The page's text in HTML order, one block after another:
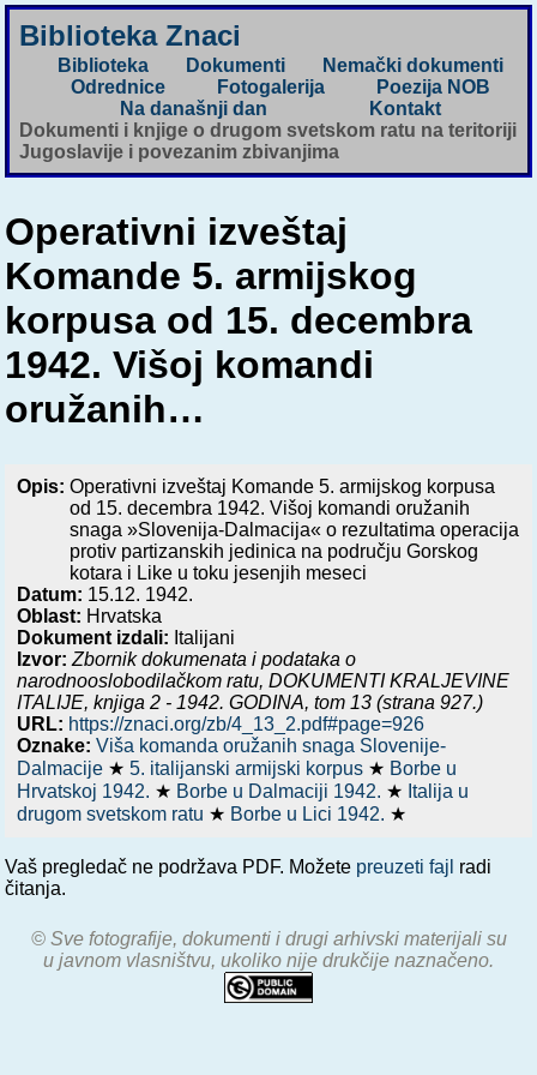
Biblioteka Znaci
Biblioteka Dokumenti
Nemački dokumenti
Odrednice
Fotogalerija
Poezija NOB
Na današnji dan
Kontakt
Dokumenti i knjige o drugom svetskom ratu na teritoriji
Jugoslavije i povezanim zbivanjima
Operativni izveštaj
Komande 5. armijskog
korpusa od 15. decembra
1942. Višoj komandi
oružanih…
Opis:Operativni izveštaj Komande 5. armijskog korpusa
od 15. decembra 1942. Višoj komandi oružanih
snaga »Slovenija-Dalmacija« o rezultatima operacija
protiv partizanskih jedinica na području Gorskog
kotara i Like u toku jesenjih meseci
Datum: 15.12. 1942.
Oblast: Hrvatska
Dokument izdali: Italijani
Izvor: Zbornik dokumenata i podataka o
narodnooslobodilačkom ratu,DOKUMENTI KRALJEVINE
ITALIJE, knjiga 2 - 1942. GODINA, tom 13 (strana 927.)
URL: https://znaci.org/zb/4_13_2.pdf#page=926
Oznake:Viša komanda oružanih snaga Slovenije-
Dalmacije ★5. italijanski armijski korpus ★ Borbe u
Hrvatskoj 1942. ★ Borbe u Dalmaciji 1942. ★ Italija u
drugom svetskom ratu ★ Borbe u Lici 1942. ★
Vaš pregledač ne podržava PDF. Možete preuzeti fajl radi
čitanja.
© Sve fotografije, dokumenti i drugi arhivski materijali su
u javnom vlasništvu, ukoliko nije drukčije naznačeno.